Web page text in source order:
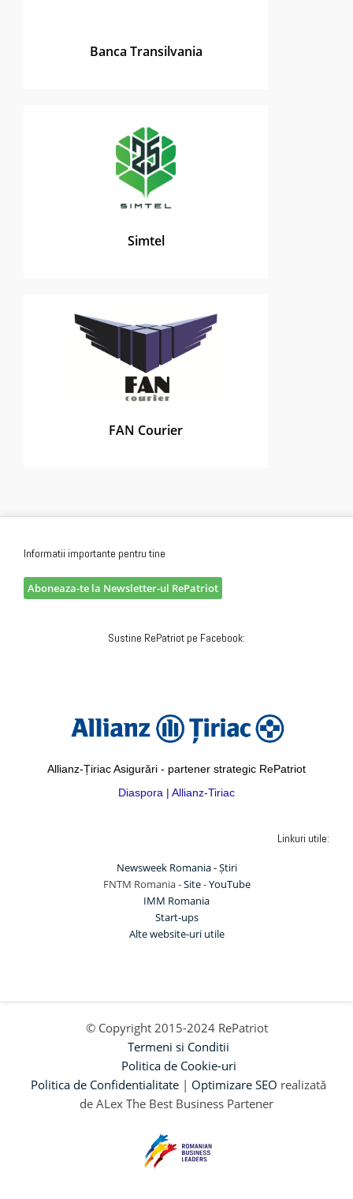
Banca Transilvania
Simtel
FAN Courier
Informatii importante pentru tine
Aboneaza-te la Newsletter-ul RePatriot
Sustine RePatriot pe Facebook:
Allianz-Țiriac Asigurări - partener strategic RePatriot
Diaspora | Allianz-Tiriac
Linkuri utile:
Newsweek Romania - Știri
FNTM Romania -Site-YouTube
IMM Romania
Start-ups
Alte website-uri utile
© Copyright 2015-2024 RePatriot
Termeni si Conditii
Politica de Cookie-uri
Politica de Confidentialitate | Optimizare SEO realizată
de ALex The Best Business Partener